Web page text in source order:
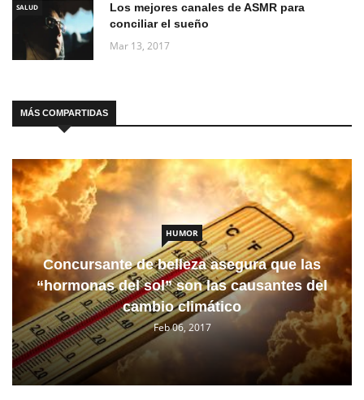
SALUD
Los mejores canales de ASMR para
conciliar el sueño
Mar 13, 2017
MÁS COMPARTIDAS
HUMOR
Concursante de belleza asegura que las
“hormonas del sol” son las causantes del
cambio climático
Feb 06, 2017